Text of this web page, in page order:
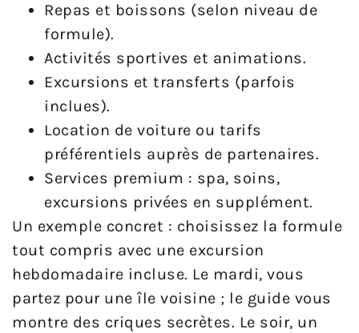
Repas et boissons (selon niveau de
formule).
Activités sportives et animations.
Excursions et transferts (parfois
inclues).
Location de voiture ou tarifs
préférentiels auprès de partenaires.
Services premium : spa, soins,
excursions privées en supplément.
Un exemple concret : choisissez la formule
tout compris avec une excursion
hebdomadaire incluse. Le mardi, vous
partez pour une île voisine ; le guide vous
montre des criques secrètes. Le soir, un